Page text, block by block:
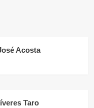
Acosta
Taro